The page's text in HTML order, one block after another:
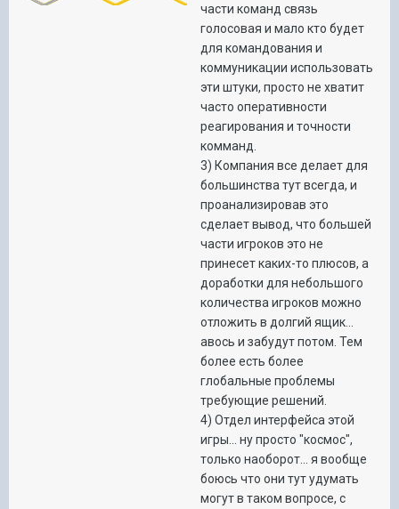
части команд связь
голосовая и мало кто будет
для командования и
коммуникации использовать
эти штуки, просто не хватит
часто оперативности
реагирования и точности
комманд.
3) Компания все делает для
большинства тут всегда, и
проанализировав это
сделает вывод, что большей
части игроков это не
принесет каких-то плюсов, а
доработки для небольшого
количества игроков можно
отложить в долгий ящик...
авось и забудут потом. Тем
более есть более
глобальные проблемы
требующие решений.
4) Отдел интерфейса этой
игры... ну просто "космос",
только наоборот... я вообще
боюсь что они тут удумать
могут в таком вопросе, с